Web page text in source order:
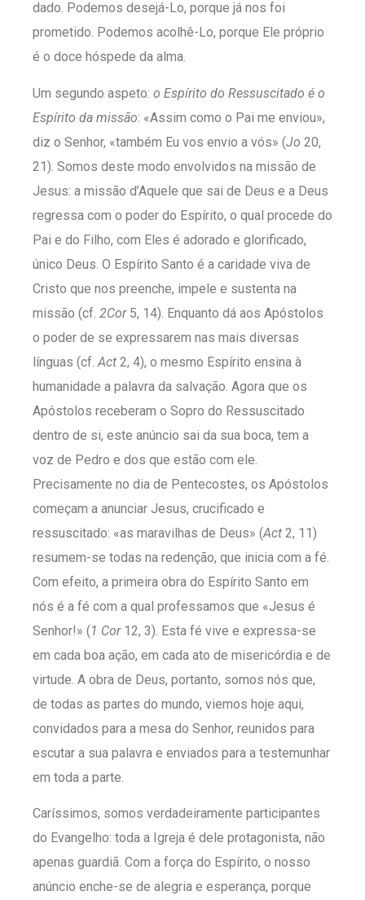
dado. Podemos desejá-Lo, porque já nos foi
prometido. Podemos acolhê-Lo, porque Ele próprio
é o doce hóspede da alma.
Um segundo aspeto: o Espírito do Ressuscitado é o
Espírito da missão: «Assim como o Pai me enviou»,
diz o Senhor, «também Eu vos envio a vós» (Jo 20,
21). Somos deste modo envolvidos na missão de
Jesus: a missão d’Aquele que sai de Deus e a Deus
regressa com o poder do Espírito, o qual procede do
Pai e do Filho, com Eles é adorado e glorificado,
único Deus. O Espírito Santo é a caridade viva de
Cristo que nos preenche, impele e sustenta na
missão (cf. 2Cor5, 14). Enquanto dá aos Apóstolos
o poder de se expressarem nas mais diversas
línguas (cf. Act 2, 4), o mesmo Espírito ensina à
humanidade a palavra da salvação. Agora que os
Apóstolos receberam o Sopro do Ressuscitado
dentro de si, este anúncio sai da sua boca, tem a
voz de Pedro e dos que estão com ele.
Precisamente no dia de Pentecostes, os Apóstolos
começam a anunciar Jesus, crucificado e
ressuscitado: «as maravilhas de Deus» (Act 2, 11)
resumem-se todas na redenção, que inicia com a fé.
Com efeito, a primeira obra do Espírito Santo em
nós é a fé com a qual professamos que «Jesus é
Senhor!» (1 Cor12, 3). Esta fé vive e expressa-se
em cada boa ação, em cada ato de misericórdia e de
virtude. A obra de Deus, portanto, somos nós que,
de todas as partes do mundo, viemos hoje aqui,
convidados para a mesa do Senhor, reunidos para
escutar a sua palavra e enviados para a testemunhar
em toda a parte.
Caríssimos, somos verdadeiramente participantes
do Evangelho: toda a Igreja é dele protagonista, não
apenas guardiã. Com a força do Espírito, o nosso
anúncio enche-se de alegria e esperança, porque